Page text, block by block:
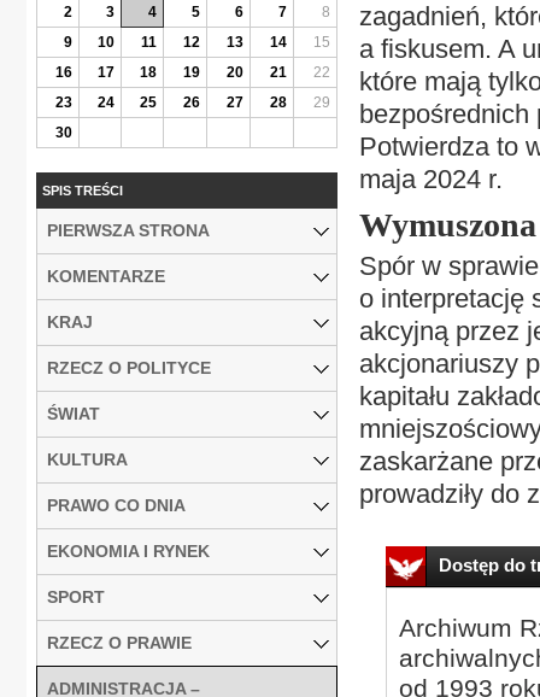
zagadnień,
a fiskusem. A
które mają
bezpośrednich
Potwierdza to
maja 2024 r.
Wymuszona
Spór w
o interpretację
akcyjną przez
akcjonariuszy
kapitału
zaskarżane
prowadziły do
Dostęp do
Archiwum
od 1993
2
3 4 5 6 7
8
9
10 11 12 13 14
15
16
17 18 19 20 21
22
23
24 25 26 27 28
29
30
SPIS TREŚCI
PIERWSZA STRONA
KOMENTARZE
KRAJ
RZECZ O POLITYCE
ŚWIAT
KULTURA
PRAWO CO DNIA
EKONOMIA I RYNEK
SPORT
RZECZ O PRAWIE
ADMINISTRACJA –